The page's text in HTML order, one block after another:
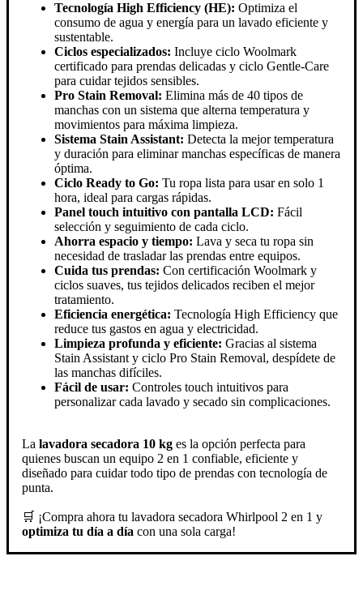
Tecnología High Efficiency (HE): Optimiza el
consumo de agua y energía para un lavado eficiente y
sustentable.
Ciclos especializados: Incluye ciclo Woolmark
certificado para prendas delicadas y ciclo Gentle-Care
para cuidar tejidos sensibles.
Pro Stain Removal: Elimina más de 40 tipos de
manchas con un sistema que alterna temperatura y
movimientos para máxima limpieza.
Sistema Stain Assistant: Detecta la mejor temperatura
y duración para eliminar manchas específicas de manera
óptima.
Ciclo Ready to Go: Tu ropa lista para usar en solo 1
hora, ideal para cargas rápidas.
Panel touch intuitivo con pantalla LCD: Fácil
selección y seguimiento de cada ciclo.
Ahorra espacio y tiempo: Lava y seca tu ropa sin
necesidad de trasladar las prendas entre equipos.
Cuida tus prendas: Con certificación Woolmark y
ciclos suaves, tus tejidos delicados reciben el mejor
tratamiento.
Eficiencia energética: Tecnología High Efficiency que
reduce tus gastos en agua y electricidad.
Limpieza profunda y eficiente: Gracias al sistema
Stain Assistant y ciclo Pro Stain Removal, despídete de
las manchas difíciles.
Fácil de usar: Controles touch intuitivos para
personalizar cada lavado y secado sin complicaciones.
La lavadora secadora 10 kg es la opción perfecta para
quienes buscan un equipo 2 en 1 confiable, eficiente y
diseñado para cuidar todo tipo de prendas con tecnología de
punta.
🛒 ¡Compra ahora tu lavadora secadora Whirlpool 2 en 1 y
optimiza tu día a día con una sola carga!